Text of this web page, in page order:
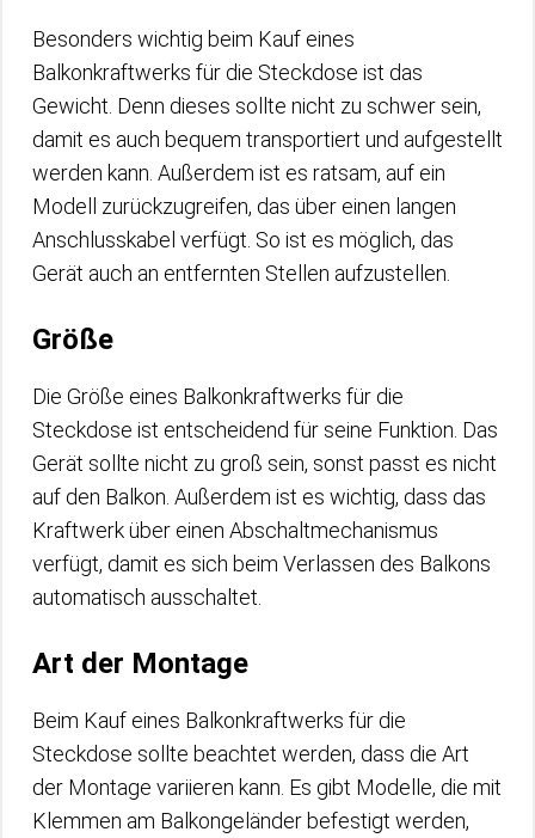
Besonders wichtig beim Kauf eines
Balkonkraftwerks für die Steckdose ist das
Gewicht. Denn dieses sollte nicht zu schwer sein,
damit es auch bequem transportiert und aufgestellt
werden kann. Außerdem ist es ratsam, auf ein
Modell zurückzugreifen, das über einen langen
Anschlusskabel verfügt. So ist es möglich, das
Gerät auch an entfernten Stellen aufzustellen.
Größe
Die Größe eines Balkonkraftwerks für die
Steckdose ist entscheidend für seine Funktion. Das
Gerät sollte nicht zu groß sein, sonst passt es nicht
auf den Balkon. Außerdem ist es wichtig, dass das
Kraftwerk über einen Abschaltmechanismus
verfügt, damit es sich beim Verlassen des Balkons
automatisch ausschaltet.
Art der Montage
Beim Kauf eines Balkonkraftwerks für die
Steckdose sollte beachtet werden, dass die Art
der Montage variieren kann. Es gibt Modelle, die mit
Klemmen am Balkongeländer befestigt werden,